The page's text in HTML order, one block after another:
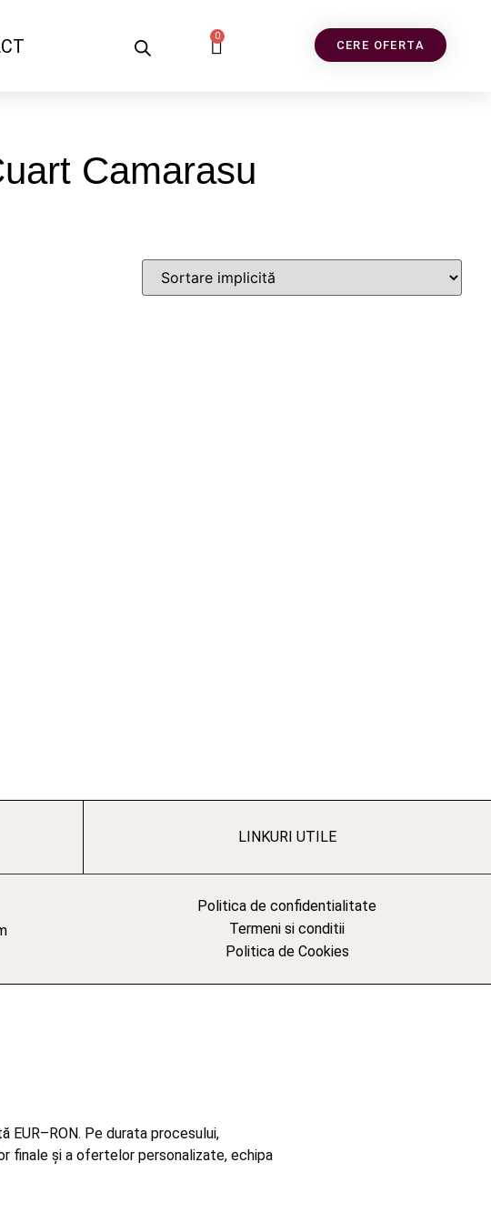
0
CERE OFERTA
Camarasu
LINKURI UTILE
Politica de confidentialitate
Termeni si conditii
Politica de Cookies
EUR–RON. Pe durata procesului,
finale și a ofertelor personalizate, echipa